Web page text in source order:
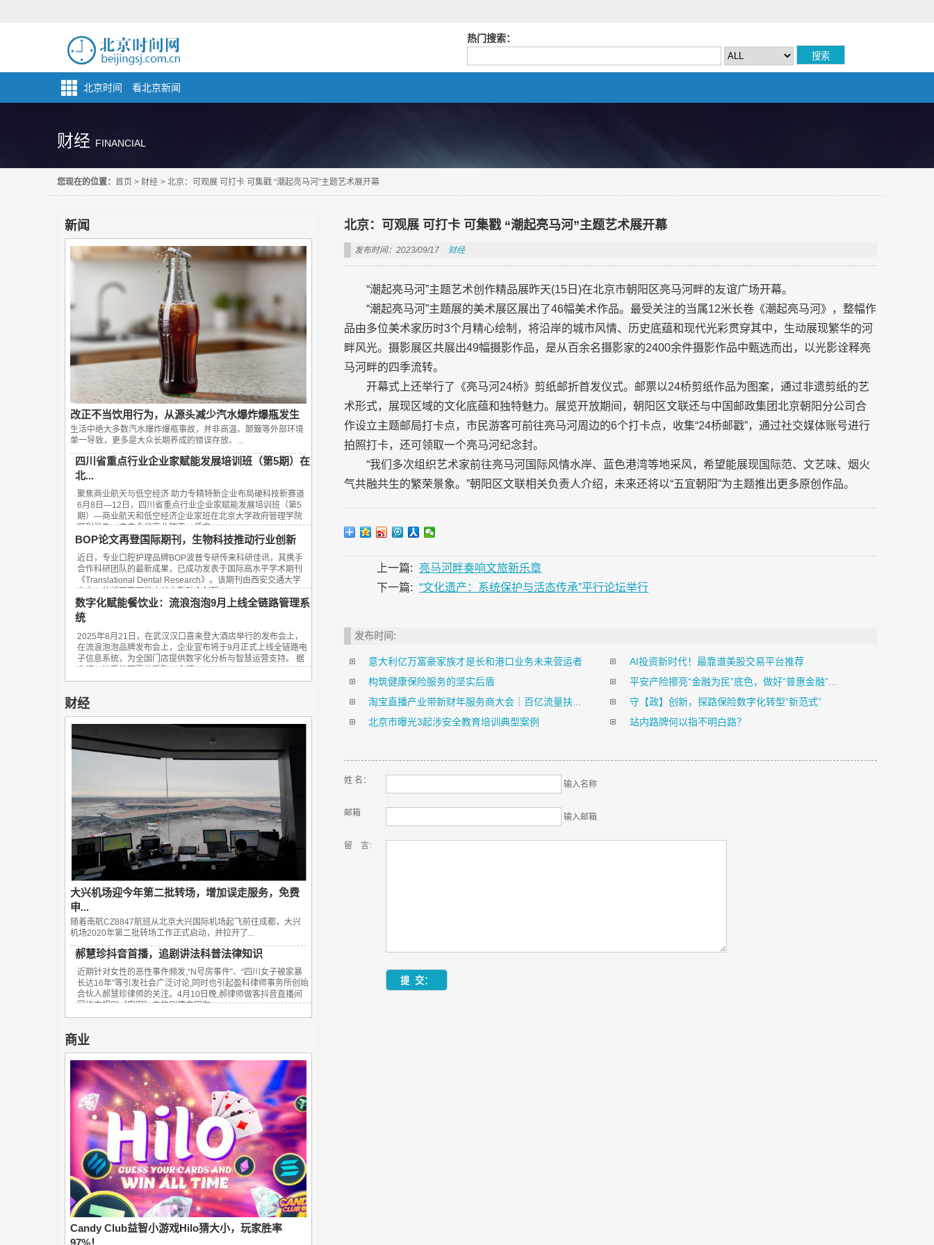
热门搜索：
北京时间 看北京新闻
财经 FINANCIAL
您现在的位置： 首页 > 财经 > 北京：可观展 可打卡 可集戳 “潮起亮马河”主题艺术展开幕
新闻
改正不当饮用行为，从源头减少汽水爆炸爆瓶发生
生活中绝大多数汽水爆炸爆瓶事故，并非高温、颠簸等外部环境
单一导致，更多是大众长期养成的错误存放、...
四川省重点行业企业家赋能发展培训班（第5期）在
北...
聚焦商业航天与低空经济 助力专精特新企业布局硬科技新赛道
6月8日—12日，四川省重点行业企业家赋能发展培训班（第5
期）—商业航天和低空经济企业家班在北京大学政府管理学院
顺利举办。来自全省商业航天、低空...
BOP论文再登国际期刊，生物科技推动行业创新
近日，专业口腔护理品牌BOP波普专研传来科研佳讯，其携手
合作科研团队的最新成果，已成功发表于国际高水平学术期刊
《Translational Dental Research》。该期刊由西安交通大学
主办，依托国家医学攻关产教融合创新...
数字化赋能餐饮业：流浪泡泡9月上线全链路管理系
统
2025年8月21日，在武汉汉口喜来登大酒店举行的发布会上，
在流浪泡泡品牌发布会上，企业宣布将于9月正式上线全链路电
子信息系统，为全国门店提供数字化分析与智慧运营支持。 据
介绍，该系统可覆盖采购、仓储、...
财经
大兴机场迎今年第二批转场，增加误走服务，免费
申...
随着南航CZ8847航班从北京大兴国际机场起飞前往成都，大兴
机场2020年第二批转场工作正式启动，并拉开了...
郝慧珍抖音首播，追剧讲法科普法律知识
近期针对女性的恶性事件频发,“N号房事件”、“四川女子被家暴
长达16年”等引发社会广泛讨论,同时也引起盈科律师事务所创始
合伙人郝慧珍律师的关注。4月10日晚,郝律师做客抖音直播间
围绕电视剧《安家》中的剧情向网友...
商业
Candy Club益智小游戏Hilo猜大小，玩家胜率
北京：可观展 可打卡 可集戳 “潮起亮马河”主题艺术展开幕
发布时间：2023/09/17 财经
“潮起亮马河”主题艺术创作精品展昨天(15日)在北京市朝阳区亮马河畔的友谊广场开幕。
“潮起亮马河”主题展的美术展区展出了46幅美术作品。最受关注的当属12米长卷《潮起亮马河》，整幅作
品由多位美术家历时3个月精心绘制，将沿岸的城市风情、历史底蕴和现代光彩贯穿其中，生动展现繁华的河
畔风光。摄影展区共展出49幅摄影作品，是从百余名摄影家的2400余件摄影作品中甄选而出，以光影诠释亮
马河畔的四季流转。
开幕式上还举行了《亮马河24桥》剪纸邮折首发仪式。邮票以24桥剪纸作品为图案，通过非遗剪纸的艺
术形式，展现区域的文化底蕴和独特魅力。展览开放期间，朝阳区文联还与中国邮政集团北京朝阳分公司合
作设立主题邮局打卡点，市民游客可前往亮马河周边的6个打卡点，收集“24桥邮戳”，通过社交媒体账号进行
拍照打卡，还可领取一个亮马河纪念封。
“我们多次组织艺术家前往亮马河国际风情水岸、蓝色港湾等地采风，希望能展现国际范、文艺味、烟火
气共融共生的繁荣景象。”朝阳区文联相关负责人介绍，未来还将以“五宜朝阳”为主题推出更多原创作品。
上一篇:
亮马河畔奏响文旅新乐章
下一篇:
“文化遗产：系统保护与活态传承”平行论坛举行
发布时间:
意大利亿万富豪家族才是长和港口业务未来营运者
AI投资新时代！最靠谱美股交易平台推荐
构筑健康保险服务的坚实后盾
平安产险擦亮“金融为民”底色，做好“普惠金融”...
淘宝直播产业带新财年服务商大会｜百亿流量扶...
守【政】创新，探路保险数字化转型“新范式”
北京市曝光3起涉安全教育培训典型案例
站内路牌何以指不明白路？
姓 名： 输入名称
邮箱 输入邮箱
留 言: